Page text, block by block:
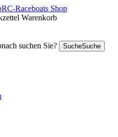
RC-Raceboats Shop
Warenkorb
suchen Sie?
SucheSuche